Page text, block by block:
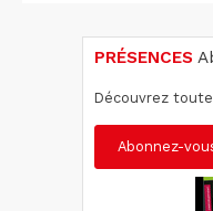
PRÉSENCES
Découvrez
Abonnez-